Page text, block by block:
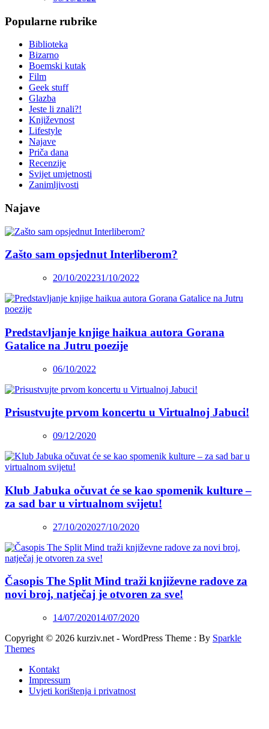
Popularne rubrike
Biblioteka
Bizarno
Boemski kutak
Film
Geek stuff
Glazba
Jeste li znali?!
Književnost
Lifestyle
Najave
Priča dana
Recenzije
Svijet umjetnosti
Zanimljivosti
Najave
Zašto sam opsjednut Interliberom?
20/10/202231/10/2022
Predstavljanje knjige haikua autora Gorana
Gatalice na Jutru poezije
06/10/2022
Prisustvujte prvom koncertu u Virtualnoj Jabuci!
09/12/2020
Klub Jabuka očuvat će se kao spomenik kulture –
za sad bar u virtualnom svijetu!
27/10/202027/10/2020
Časopis The Split Mind traži književne radove za
novi broj, natječaj je otvoren za sve!
14/07/202014/07/2020
Copyright © 2026 kurziv.net - WordPress Theme : By Sparkle
Themes
Kontakt
Impressum
Uvjeti korištenja i privatnost